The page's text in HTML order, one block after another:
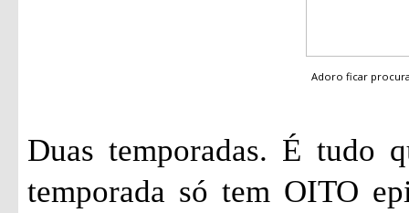
Adoro ficar
Duas temporadas. É tudo
temporada só tem OITO